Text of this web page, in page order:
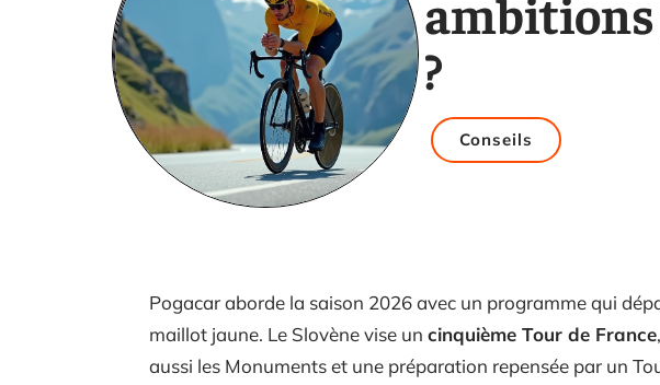
ambitions
?
Conseils
Pogacar aborde la saison 2026 avec un programme qui
maillot jaune. Le Slovène vise un cinquième Tour de France
aussi les Monuments et une préparation repensée par un